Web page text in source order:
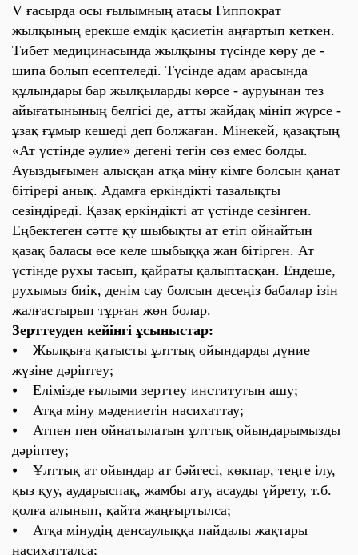
V ғасырда осы ғылымның атасы Гиппократ
жылқының ерекше емдік қасиетін аңғартып кеткен.
Тибет медицинасында жылқыны түсінде көру де -
шипа болып есептеледі. Түсінде адам арасында
құлындары бар жылқыларды көрсе - ауруынан тез
айығатынының белгісі де, атты жайдақ мініп жүрсе -
ұзақ ғұмыр кешеді деп болжаған. Мінекей, қазақтың
«Ат үстінде әулие» дегені тегін сөз емес болды.
Ауыздығымен алысқан атқа міну кімге болсын қанат
бітірері анық. Адамға еркіндікті тазалықты
сезіндіреді. Қазақ еркіндікті ат үстінде сезінген.
Еңбектеген сәтте қу шыбықты ат етіп ойнайтын
қазақ баласы өсе келе шыбыққа жан бітірген. Ат
үстінде рухы тасып, қайраты қалыптасқан. Ендеше,
рухымыз биік, денім сау болсын десеңіз бабалар ізін
жалғастырып тұрған жөн болар.
Зерттеуден кейінгі ұсыныстар:
⦁ Жылқыға қатысты ұлттық ойындарды дүние
жүзіне дәріптеу;
⦁ Елімізде ғылыми зерттеу институтын ашу;
⦁ Атқа міну мәдениетін насихаттау;
⦁ Атпен пен ойнатылатын ұлттық ойындарымызды
дәріптеу;
⦁ Ұлттық ат ойындар ат бәйгесі, көкпар, теңге ілу,
қыз қуу, аударыспақ, жамбы ату, асауды үйрету, т.б.
қолға алынып, қайта жаңғыртылса;
⦁ Атқа мінудің денсаулыққа пайдалы жақтары
насихатталса;